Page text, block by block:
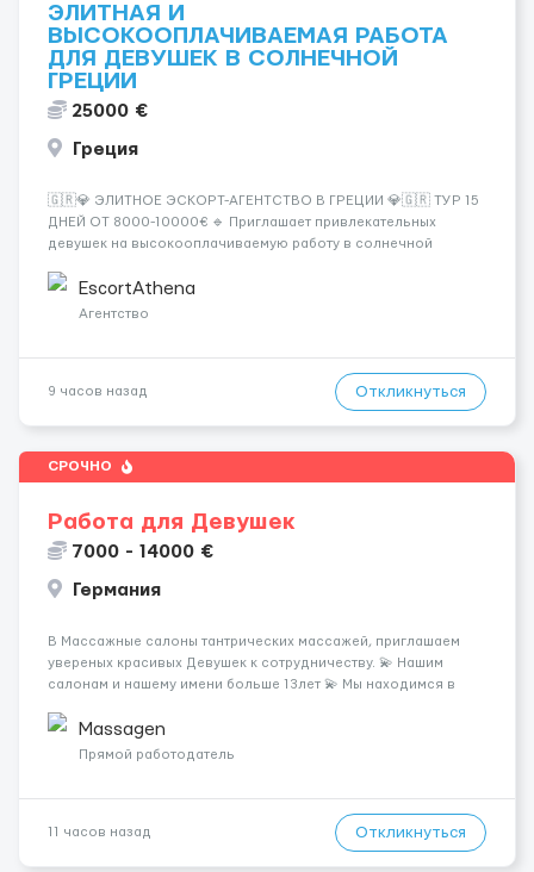
ЭЛИТНАЯ И
ВЫСОКООПЛАЧИВАЕМАЯ РАБОТА
ДЛЯ ДЕВУШЕК В СОЛНЕЧНОЙ
ГРЕЦИИ
25000 €
Греция
🇬🇷💎 ЭЛИТНОЕ ЭСКОРТ-АГЕНТСТВО В ГРЕЦИИ 💎🇬🇷 ТУР 15
ДНЕЙ ОТ 8000-10000€ 🔹 Приглашает привлекательных
девушек на высокооплачиваемую работу в солнечной
хорошие деньги 💶 — это предложение для тебя! 🔹
Требования: ✔️ Возраст от ...
EscortAthena
Агентство
9 часов назад Откликнуться
СРОЧНО
Работа для Девушек
7000 - 14000 €
Германия
В Массажные салоны тантрических массажей, приглашаем
увереных красивых Девушек к сотрудничеству. 💫 Нашим
салонам и нашему имени больше 13лет 💫 Мы находимся в
заработная плата 💚Мы гарантируем Наличие работы. Поток 💝
incall / Out...
Massagen
Прямой работодатель
11 часов назад Откликнуться